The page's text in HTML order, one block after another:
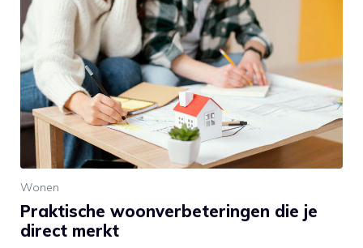
Wonen
Praktische woonverbeteringen die je
direct merkt